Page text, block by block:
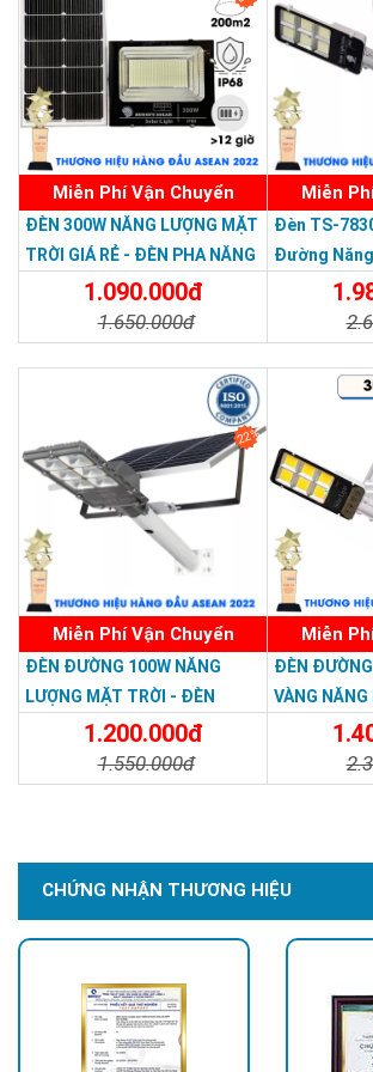
nước, gây cháy nổ.
Trang bị Chip LED 5054 siêu sáng
Chip LED 5054 có hiệu suất cao, cho ra
độ sáng cũng cao hơn so với các chip LED
lý nhiệt tốt, giảm tiêu thụ năng lượng khi sử
Tuổi thọ led 50.000 giờ.
Thương hiệu dẫn đầu Việt
Miễn Phí Vận Chuyển
ĐÈN 300W NĂNG LƯỢNG MẶT
TRỜI GIÁ RẺ - ĐÈN PHA NĂNG
LƯỢNG MẶT TRỜI 300W MẪU
1.090.000đ
1.650.000đ
Miễn
Đèn TS-
Đường
300W TS-
Light 300W
22%
Miễn Phí Vận Chuyển
ĐÈN ĐƯỜNG 100W NĂNG
LƯỢNG MẶT TRỜI - ĐÈN
ĐƯỜNG NĂNG LƯỢNG MẶT
TRỜI 100W GIÁ RẺ - Solar
Light 100W
1.200.000đ
1.550.000đ
Miễn
ĐÈN
VÀNG
TRỜI -
CHỨNG NHẬN THƯƠNG HIỆU